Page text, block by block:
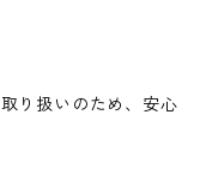
り扱いのため、安心